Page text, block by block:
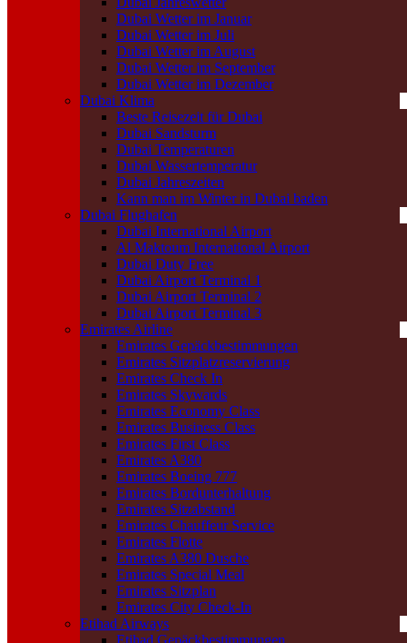
Dubai Wetter im Januar
Dubai Wetter im Juli
Dubai Wetter im August
Dubai Wetter im September
Dubai Wetter im Dezember
Dubai Klima
Beste Reisezeit für Dubai
Dubai Sandsturm
Dubai Temperaturen
Dubai Wassertemperatur
Dubai Jahreszeiten
Kann man im Winter in Dubai baden
Dubai Flughafen
Dubai International Airport
Al Maktoum International Airport
Dubai Duty Free
Dubai Airport Terminal 1
Dubai Airport Terminal 2
Dubai Airport Terminal 3
Emirates Airline
Emirates Gepäckbestimmungen
Emirates Sitzplatzreservierung
Emirates Check In
Emirates Skywards
Emirates Economy Class
Emirates Business Class
Emirates First Class
Emirates A380
Emirates Boeing 777
Emirates Bordunterhaltung
Emirates Sitzabstand
Emirates Chauffeur Service
Emirates Flotte
Emirates A380 Dusche
Emirates Special Meal
Emirates Sitzplan
Emirates City Check-In
Etihad Airways
Etihad Gepäckbestimmungen